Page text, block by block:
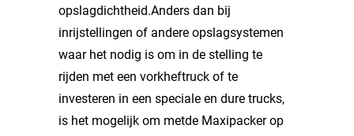
opslagdichtheid.Anders dan bij
inrijstellingen of andere opslagsystemen
waar het nodig is om in de stelling te
rijden met een vorkheftruck of te
investeren in een speciale en dure trucks,
is het mogelijk om metde Maxipacker op